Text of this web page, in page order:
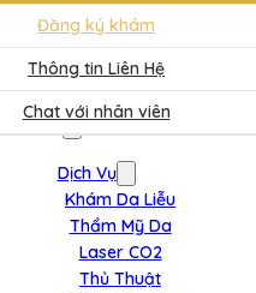
Đăng ký khám
Thông tin Liên Hệ
Chat với nhân viên
Dịch Vụ
Khám Da Liễu
Thẩm Mỹ Da
Laser CO2
Thủ Thuật